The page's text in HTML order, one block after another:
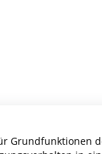
Grundfunktionen